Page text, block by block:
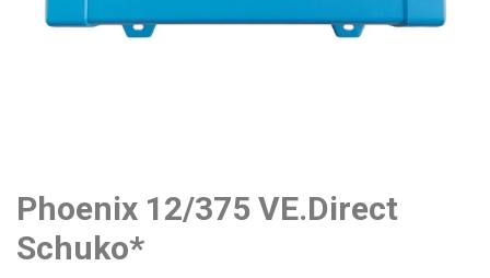
Phoenix 12/375 VE.Direct
Schuko*